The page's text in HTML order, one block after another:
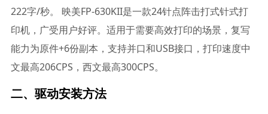
222字/秒。 映美FP-630KII是一款24针点阵击打式针式打
印机，广受用户好评。适用于需要高效打印的场景，复写
能力为原件+6份副本，支持并口和USB接口，打印速度中
文最高206CPS，西文最高300CPS。
二、驱动安装方法